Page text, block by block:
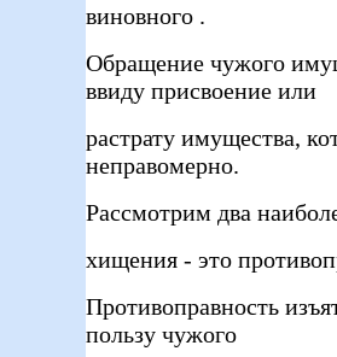
виновного .
Обращение чужого
ввиду присвоение или
растрату имущества,
неправомерно.
Рассмотрим два
хищения - это
Противоправность
пользу чужого